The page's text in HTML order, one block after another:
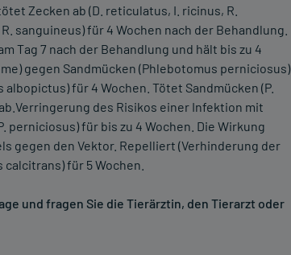
Zecken ab (D. reticulatus, I. ricinus, R.
sanguineus) für 4 Wochen nach der Behandlung.
Tag 7 nach der Behandlung und hält bis zu 4
gegen Sandmücken (Phlebotomus perniciosus)
für 4 Wochen. Tötet Sandmücken (P.
des Risikos einer Infektion mit
für bis zu 4 Wochen. Die Wirkung
gegen den Vektor. Repelliert (Verhinderung der
für 5 Wochen.
und fragen Sie die Tierärztin, den Tierarzt oder